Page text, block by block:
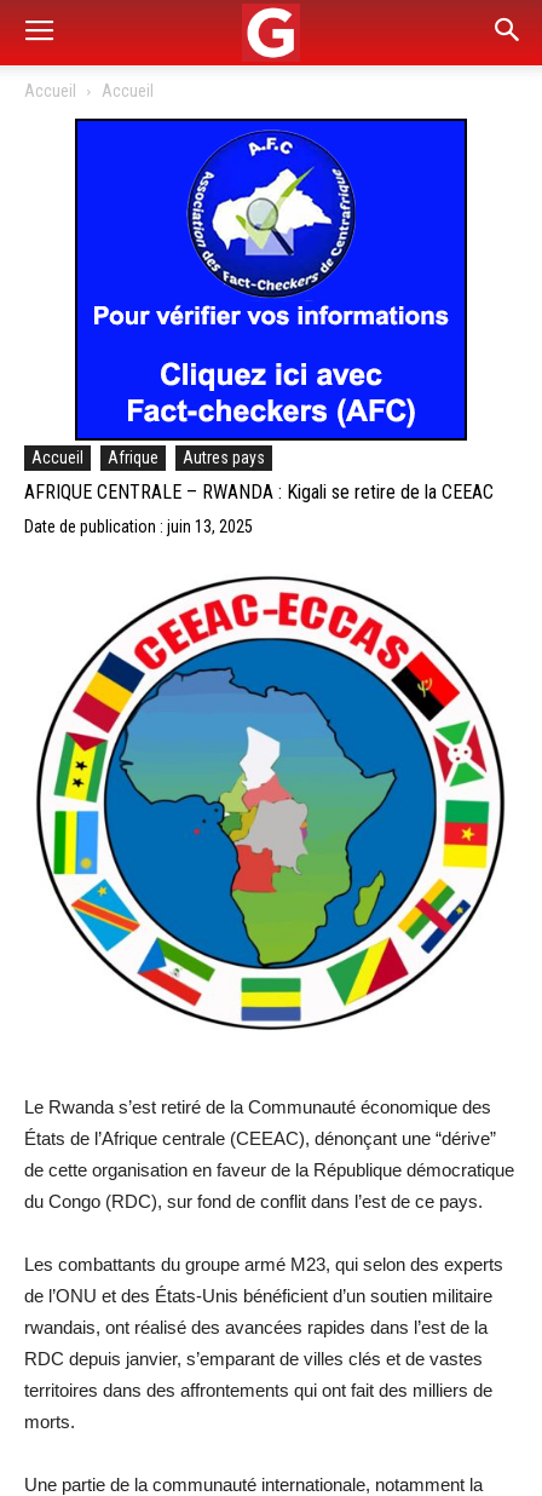
Accueil Accueil
Accueil Afrique Autres pays
AFRIQUE CENTRALE – RWANDA : Kigali se retire de la CEEAC
Date de publication : juin 13, 2025
Le Rwanda s’est retiré de la Communauté économique des
États de l’Afrique centrale (CEEAC), dénonçant une “dérive”
de cette organisation en faveur de la République démocratique
du Congo (RDC), sur fond de conflit dans l’est de ce pays.
Les combattants du groupe armé M23, qui selon des experts
de l’ONU et des États-Unis bénéficient d’un soutien militaire
rwandais, ont réalisé des avancées rapides dans l’est de la
RDC depuis janvier, s’emparant de villes clés et de vastes
territoires dans des affrontements qui ont fait des milliers de
morts.
Une partie de la communauté internationale, notamment la